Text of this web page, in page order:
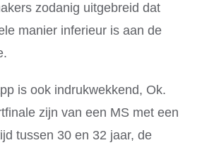
zodanig uitgebreid dat
manier inferieur is aan de
is ook indrukwekkend, Ok.
zijn van een MS met een
tussen 30 en 32 jaar, de